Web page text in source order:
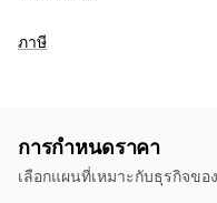
รายงานด้านการเงิน
การดำเนินงานทางการเงิน
การหักภาษี
การยกเว้นภาษี
ภาษี
การคำนวณภาษี
หลายสกุลเงิน
การกำหนดราคา
เลือกแผนที่เหมาะกับธุรกิจข